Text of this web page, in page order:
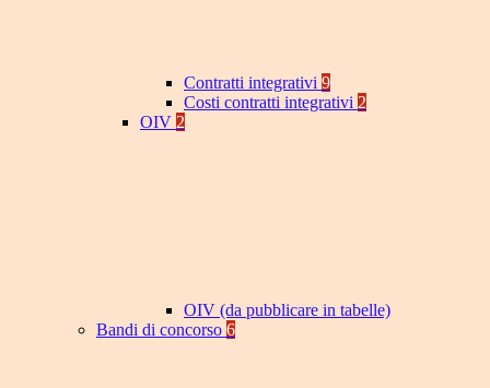
Contratti integrativi 9
Costi contratti integrativi 2
OIV 2
OIV (da pubblicare in tabelle)
Bandi di concorso 6